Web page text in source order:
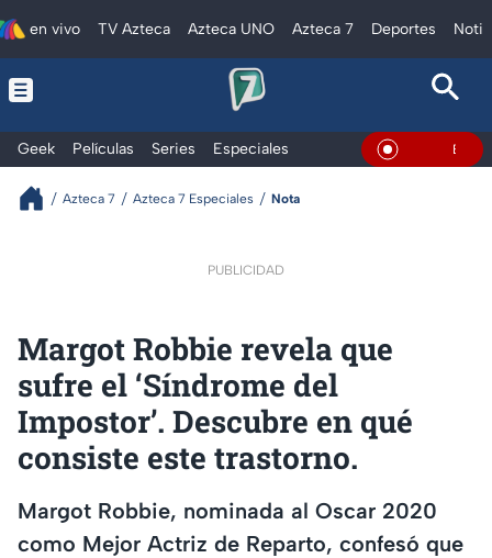
en vivo TV Azteca Azteca UNO Azteca 7 Deportes
Geek Películas Series Especiales En Vivo
Azteca 7 Azteca 7 Especiales Nota
PUBLICIDAD
Margot Robbie revela que
sufre el ‘Síndrome del
Impostor’. Descubre en qué
consiste este trastorno.
Margot Robbie, nominada al Oscar 2020
como Mejor Actriz de Reparto, confesó que